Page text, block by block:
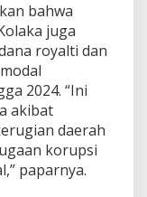
bahwa
juga
royalti dan
2024. “Ini
akibat
daerah
korupsi
paparnya.